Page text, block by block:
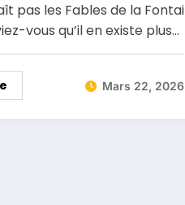
pas les Fables de la Fontai
vous qu’il en existe plus…
Mars 22, 2026